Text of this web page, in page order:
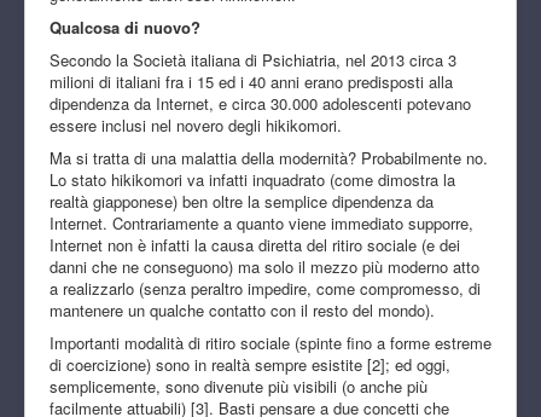
Qualcosa di nuovo?
Secondo la Società italiana di Psichiatria, nel 2013 circa 3
milioni di italiani fra i 15 ed i 40 anni erano predisposti alla
dipendenza da Internet, e circa 30.000 adolescenti potevano
essere inclusi nel novero degli hikikomori.
Ma si tratta di una malattia della modernità? Probabilmente no.
Lo stato hikikomori va infatti inquadrato (come dimostra la
realtà giapponese) ben oltre la semplice dipendenza da
Internet. Contrariamente a quanto viene immediato supporre,
Internet non è infatti la causa diretta del ritiro sociale (e dei
danni che ne conseguono) ma solo il mezzo più moderno atto
a realizzarlo (senza peraltro impedire, come compromesso, di
mantenere un qualche contatto con il resto del mondo).
Importanti modalità di ritiro sociale (spinte fino a forme estreme
di coercizione) sono in realtà sempre esistite [2]; ed oggi,
semplicemente, sono divenute più visibili (o anche più
facilmente attuabili) [3]. Basti pensare a due concetti che